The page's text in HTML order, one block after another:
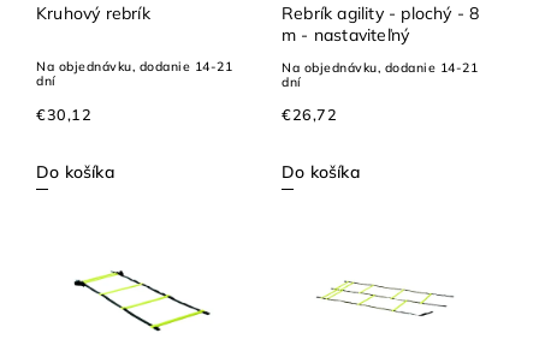
Kruhový rebrík
Na objednávku, dodanie 14-21
dní
€30,12
Do košíka
Rebrík agility - plochý - 8
m - nastaviteľný
Na objednávku, dodanie 14-21
dní
€26,72
Do košíka